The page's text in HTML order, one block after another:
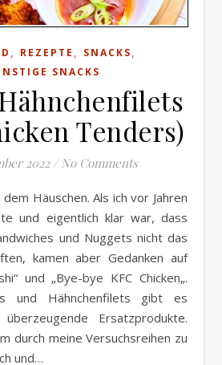
, REZEPTE , SNACKS,
SNACKS
Tenders)
2022 / No Comments
und eigentlich klar war, dass
und Nuggets nicht das
kamen aber Gedanken auf
und „Bye-bye KFC Chicken„.
und Hähnchenfilets gibt es
Ersatzprodukte.
durch meine Versuchsreihen zu
und…